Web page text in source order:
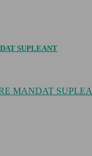
SUPLEANT
MANDAT